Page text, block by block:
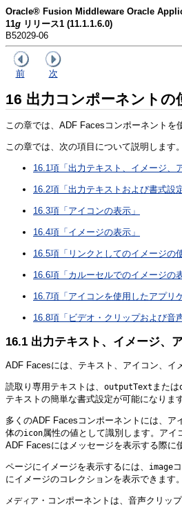
Oracle® Fusion Middleware Oracle
11g リリース1 (11.1.1.6.0)
B52029-06
前 次
16 出力コンポーネントの
この章では、ADF Facesコンポーネント
この章では、次の項目について説明します。
16.1項「出力テキスト、イメージ、
16.2項「出力テキストおよび書式設
16.3項「アイコンの表示」
16.4項「イメージの表示」
16.5項「リンクとしてのイメージの
16.6項「カルーセルでのイメージの
16.7項「アイコンを使用したアプリ
16.8項「ビデオ・クリップおよび音
16.1 出力テキスト、イメージ、
ADF Facesには、テキスト、アイコン、イ
読取り専用テキストは、 outputText または
テキストの簡単な書式設定が可能になります
多くのADF Facesコンポーネントには、ア
体のicon属性の値として識別します。ア
ADF Facesにはメッセージを表示する際に
ページにイメージを表示するには、 image
にイメージのコレクションを表示できます
メディア ・コンポーネントは、音声クリッ